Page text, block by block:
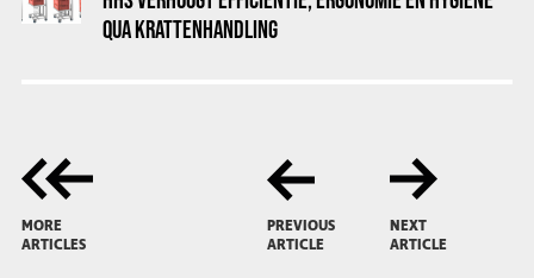
QUA KRATTENHANDLING
MORE
ARTICLES
PREVIOUS
ARTICLE
NEXT
ARTICLE